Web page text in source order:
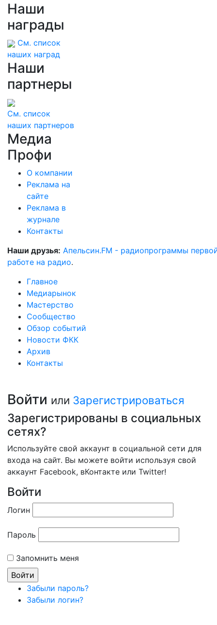
Наши
награды
См. список
наших наград
Наши
партнеры
См. список
наших партнеров
Медиа
Профи
О компании
Реклама на
сайте
Реклама в
журнале
Контакты
Наши друзья: Апельсин.FM - радиопрограммы
работе на радио.
Главное
Медиарынок
Мастерство
Сообщество
Обзор событий
Новости ФКК
Архив
Контакты
Войти или Зарегистрироваться
Зарегистрированы в социальных
сетях?
Используйте свой аккаунт в социальной сети для
входа на сайт. Вы можете войти используя свой
аккаунт Facebook, вКонтакте или Twitter!
Войти
Логин
Пароль
Запомнить меня
Забыли пароль?
Забыли логин?